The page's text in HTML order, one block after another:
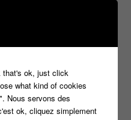
sa place"
that's ok, just click
what kind of cookies
Nous servons des
ok, cliquez simplement